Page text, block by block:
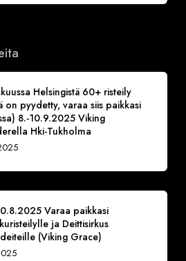
Helsingistä 60+ risteily
on pyydetty, varaa siis paikkasi
8.-10.9.2025 Viking
Hki-Tukholma
Varaa paikkasi
ja Deittisirkus
(Viking Grace)